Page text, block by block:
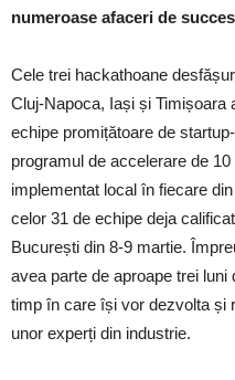
numeroase afaceri de
Cele trei hackathoane
Cluj-Napoca, Iași și Timișoara
echipe promițătoare de
programul de accelerare de
implementat local în fiecare
celor 31 de echipe deja
București din 8-9 martie.
avea parte de aproape trei
timp în care își vor dezvolta și
unor experți din industrie.